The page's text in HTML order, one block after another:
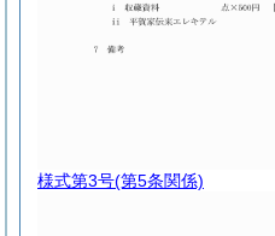
様式第3号(第5条関係)